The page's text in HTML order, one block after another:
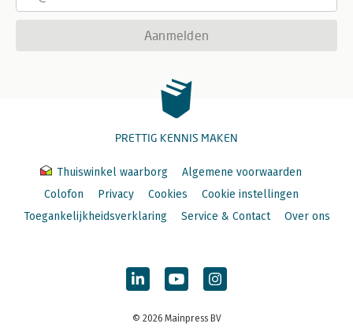
Aanmelden
PRETTIG KENNIS MAKEN
Thuiswinkel waarborg
Algemene voorwaarden
Colofon
Privacy Cookies
Cookie instellingen
Toegankelijkheidsverklaring
Service & Contact Over ons
© 2026 Mainpress BV